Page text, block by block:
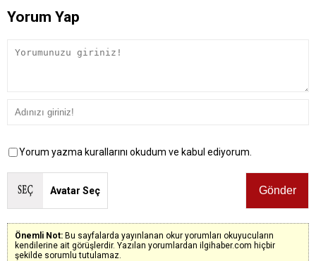
Yorum Yap
Yorum yazma kurallarını okudum ve kabul ediyorum.
Avatar Seç
Önemli Not: Bu sayfalarda yayınlanan okur yorumları okuyucuların
kendilerine ait görüşlerdir. Yazılan yorumlardan ilgihaber.com hiçbir
şekilde sorumlu tutulamaz.